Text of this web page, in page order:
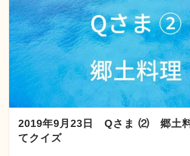
2019年9月23日 Qさま ⑵ 郷土料
てクイズ